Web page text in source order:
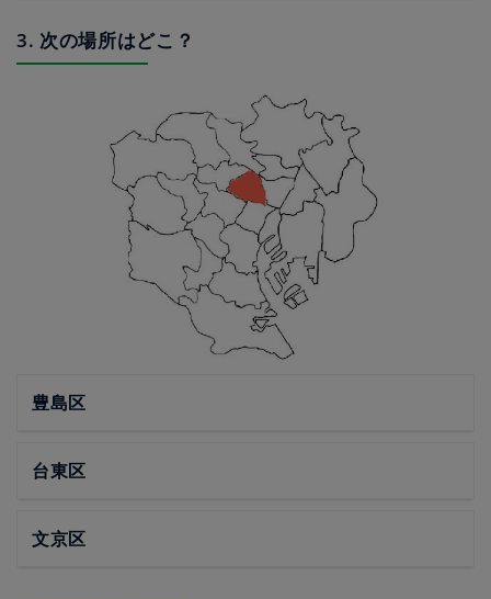
3. 次の場所はどこ？
豊島区
台東区
文京区